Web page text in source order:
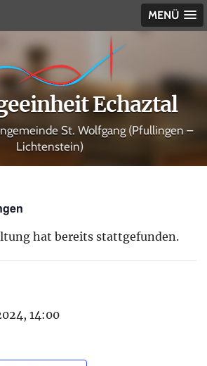
MENÜ
Echaztal
St. Wolfgang (Pfullingen –
Lichtenstein)
hat bereits stattgefunden.
14:00